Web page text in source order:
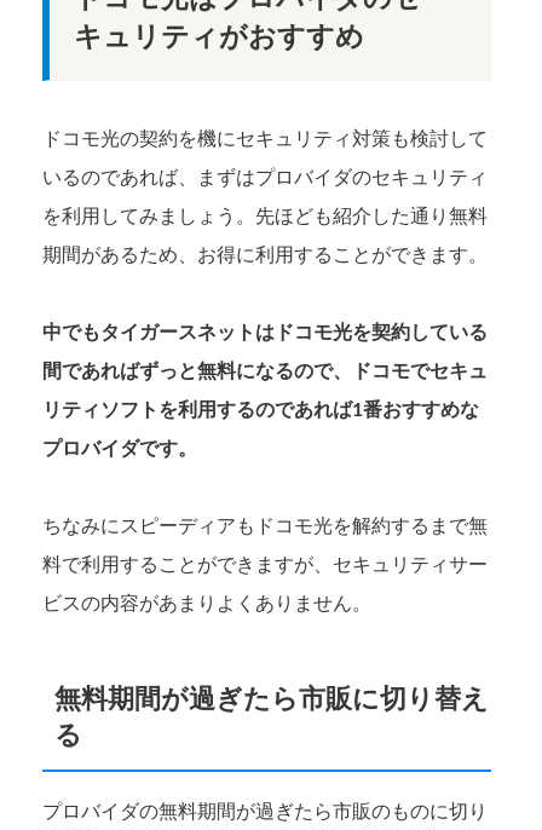
キュリティがおすすめ
ドコモ光の契約を機にセキュリティ対策も検討して
いるのであれば、まずはプロバイダのセキュリティ
を利用してみましょう。先ほども紹介した通り無料
期間があるため、お得に利用することができます。
中でもタイガースネットはドコモ光を契約している
間であればずっと無料になるので、ドコモでセキュ
リティソフトを利用するのであれば1番おすすめな
プロバイダです。
ちなみにスピーディアもドコモ光を解約するまで無
料で利用することができますが、セキュリティサー
ビスの内容があまりよくありません。
無料期間が過ぎたら市販に切り替え
る
プロバイダの無料期間が過ぎたら市販のものに切り